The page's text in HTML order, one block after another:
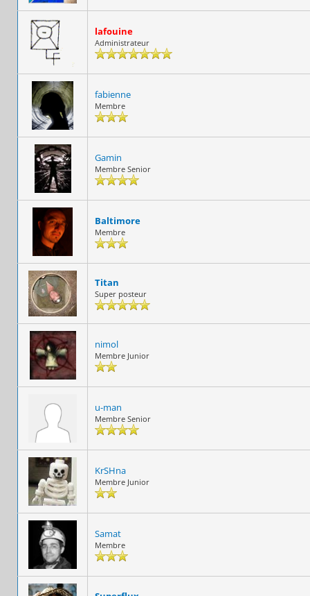
lafouine
Administrateur
fabienne
Membre
Gamin
Membre Senior
Baltimore
Membre
Titan
Super posteur
nimol
Membre Junior
u-man
Membre Senior
KrSHna
Membre Junior
Samat
Membre